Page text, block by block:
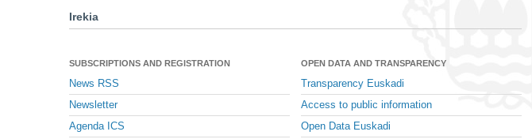
Irekia
SUBSCRIPTIONS AND REGISTRATION
News RSS
Newsletter
Agenda ICS
OPEN DATA AND TRANSPARENCY
Transparency Euskadi
Access to public information
Open Data Euskadi